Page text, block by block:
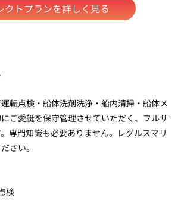
クトプランを詳しく見る
転点検・船体洗剤洗浄・船内清掃・船体メ
ご愛艇を保守管理させていただく、フルサ
専門知識も必要ありません。レグルスマリ
さい。
検